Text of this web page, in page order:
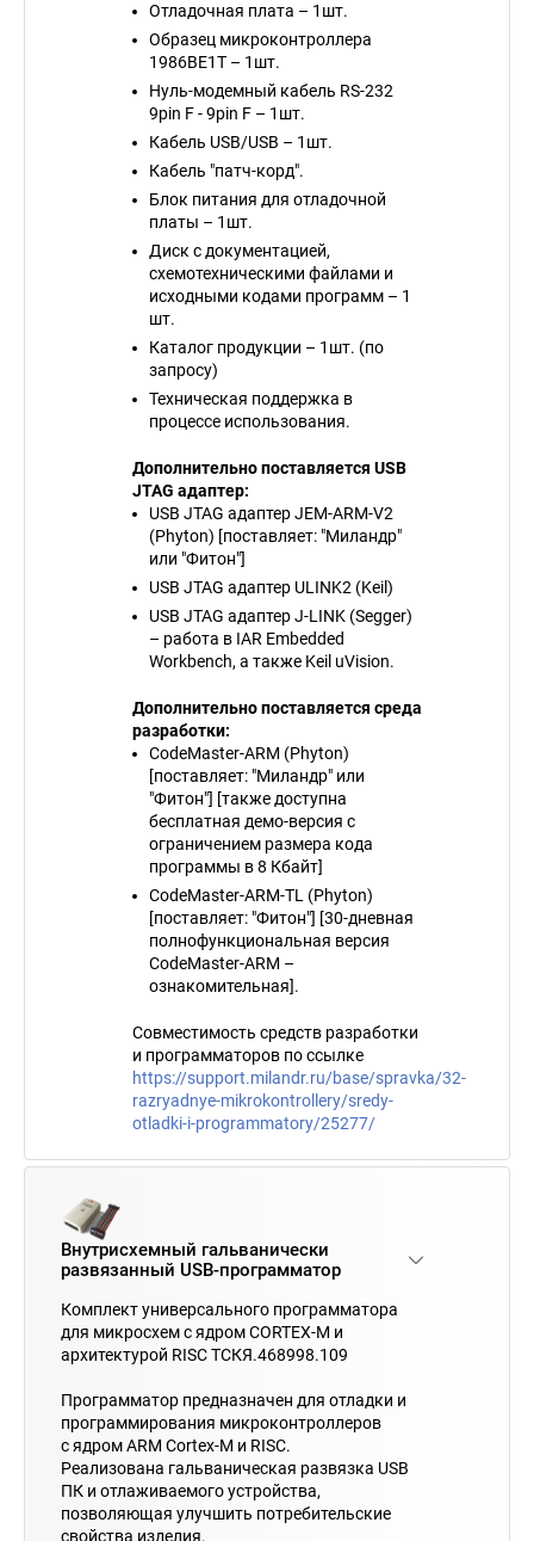
Отладочная плата – 1шт.
Образец микроконтроллера
1986ВЕ1Т – 1шт.
Нуль-модемный кабель RS-232
9pin F - 9pin F – 1шт.
Кабель USB/USB – 1шт.
Кабель "патч-корд".
Блок питания для отладочной
платы – 1шт.
Диск с документацией,
схемотехническими файлами и
исходными кодами программ – 1
шт.
Каталог продукции – 1шт. (по
запросу)
Техническая поддержка в
процессе использования.
Дополнительно поставляется USB
JTAG адаптер:
USB JTAG адаптер JEM-ARM-V2
(Phyton) [поставляет: "Миландр"
или "Фитон"]
USB JTAG адаптер ULINK2 (Keil)
USB JTAG адаптер J-LINK (Segger)
– работа в IAR Embedded
Workbench, а также Keil uVision.
Дополнительно поставляется среда
разработки:
CodeMaster-ARM (Phyton)
[поставляет: "Миландр" или
"Фитон"] [также доступна
бесплатная демо-версия с
ограничением размера кода
программы в 8 Кбайт]
CodeMaster-ARM-TL (Phyton)
[поставляет: "Фитон"] [30-дневная
полнофункциональная версия
CodeMaster-ARM –
ознакомительная].
Совместимость средств разработки
и программаторов по ссылке
https://support.milandr.ru/base/spravka/32-
razryadnye-mikrokontrollery/sredy-
otladki-i-programmatory/25277/
Внутрисхемный гальванически
развязанный USB-программатор
Комплект универсального программатора
для микросхем с ядром CORTEX-M и
архитектурой RISC ТСКЯ.468998.109
Программатор предназначен для отладки и
программирования микроконтроллеров
с ядром ARM Cortex-M и RISC.
Реализована гальваническая развязка USB
ПК и отлаживаемого устройства,
позволяющая улучшить потребительские
свойства изделия.